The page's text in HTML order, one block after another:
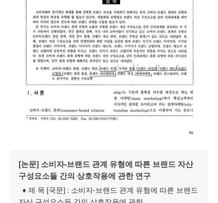
[논문] 소비자-브랜드 관계 유형에 따른 브랜드 자산
구성요소들 간의 상호작용에 관한 연구
♦ 제 목 [국문] : 소비자-브랜드 관계 유형에 따른 브랜드